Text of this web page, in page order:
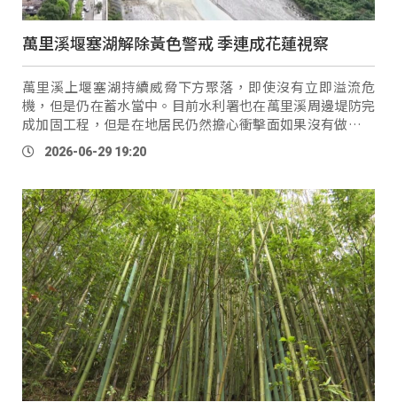
萬里溪堰塞湖解除黃色警戒 季連成花蓮視察
萬里溪上堰塞湖持續威脅下方聚落，即使沒有立即溢流危
機，但是仍在蓄水當中。目前水利署也在萬里溪周邊堤防完
成加固工程，但是在地居民仍然擔心衝擊面如果沒有做好防
「其實那邊的地基已經掏空 …
2026-06-29 19:20